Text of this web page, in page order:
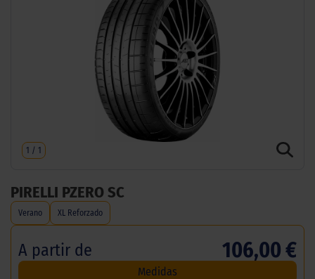
1 / 1
PIRELLI PZERO SC
Verano XL Reforzado
A partir de 106,00 €
Medidas